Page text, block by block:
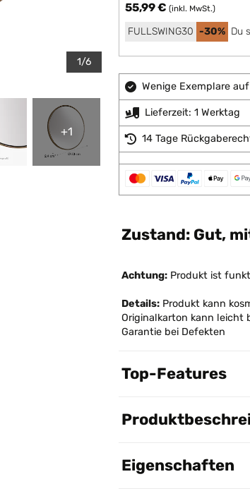
1/6
+1
55,99 € (inkl. MwSt.)
FULLSWING30 -30% Du
Wenige Exemplare
Lieferzeit: 1 Werktag
14 Tage
Zustand: Gut,
Achtung: Produkt ist
Details: Produkt kann
Originalkarton kann leicht
Garantie bei Defekten
Top-Features
Eigenschaften